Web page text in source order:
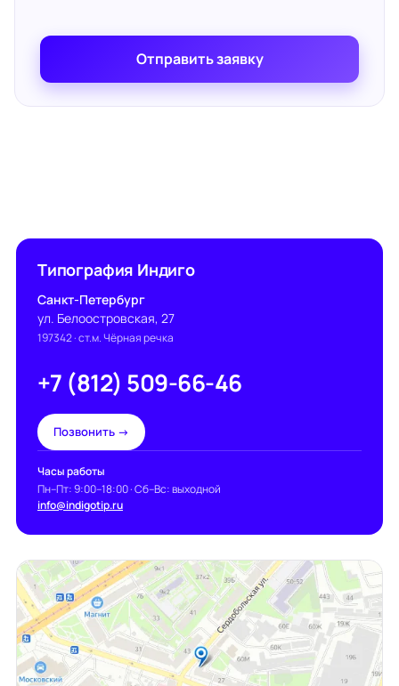
Отправить заявку
Типография Индиго
Санкт-Петербург
ул. Белоостровская, 27
197342· ст.м. Чёрная речка
+7 (812) 509-66-46
Позвонить →
Часы работы
Пн–Пт: 9:00–18:00 · Сб–Вс: выходной
info@indigotip.ru